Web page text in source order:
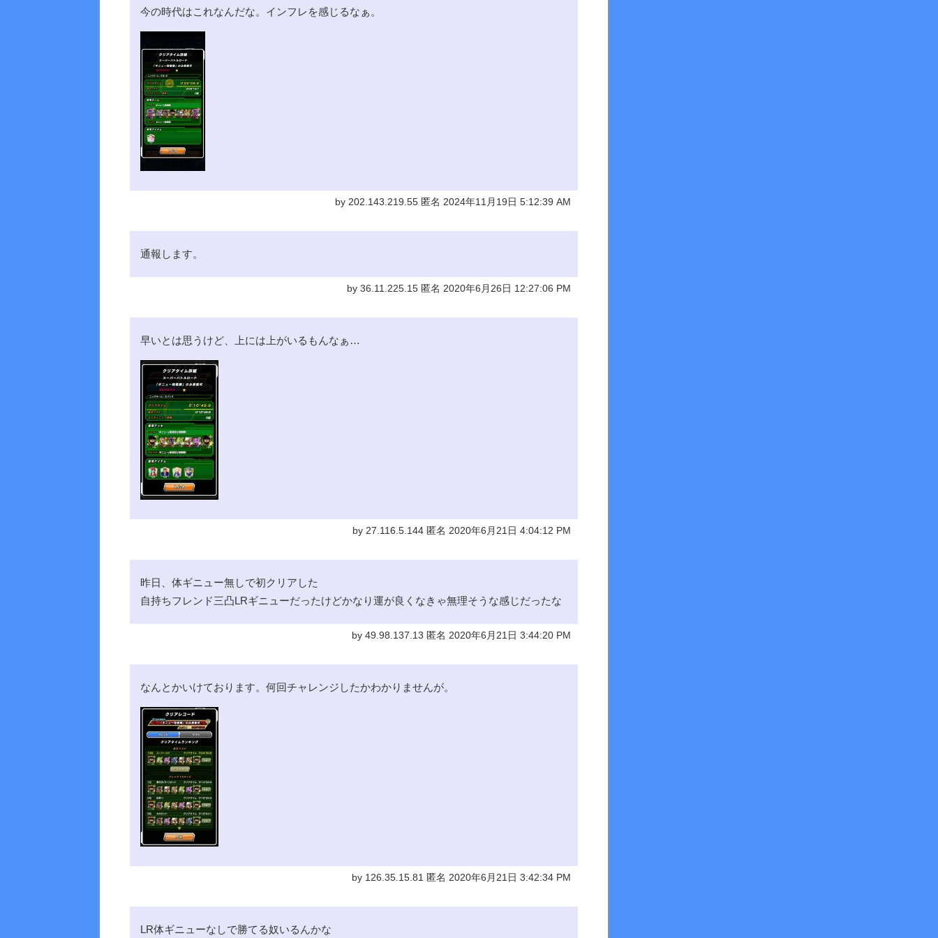
今の時代はこれなんだな。インフレを感じるなぁ。
by 202.143.219.55 匿名 2024年11月19日 5:12:39 AM
通報します。
by 36.11.225.15 匿名 2020年6月26日 12:27:06 PM
早いとは思うけど、上には上がいるもんなぁ…
by 27.116.5.144 匿名 2020年6月21日 4:04:12 PM
昨日、体ギニュー無しで初クリアした
自持ちフレンド三凸LRギニューだったけどかなり運が良くなきゃ無理そうな感じだったな
by 49.98.137.13 匿名 2020年6月21日 3:44:20 PM
なんとかいけております。何回チャレンジしたかわかりませんが。
by 126.35.15.81 匿名 2020年6月21日 3:42:34 PM
LR体ギニューなしで勝てる奴いるんかな